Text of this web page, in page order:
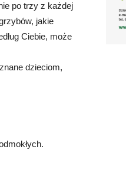
po trzy z każdej
jakie
Ciebie, może
dzieciom,